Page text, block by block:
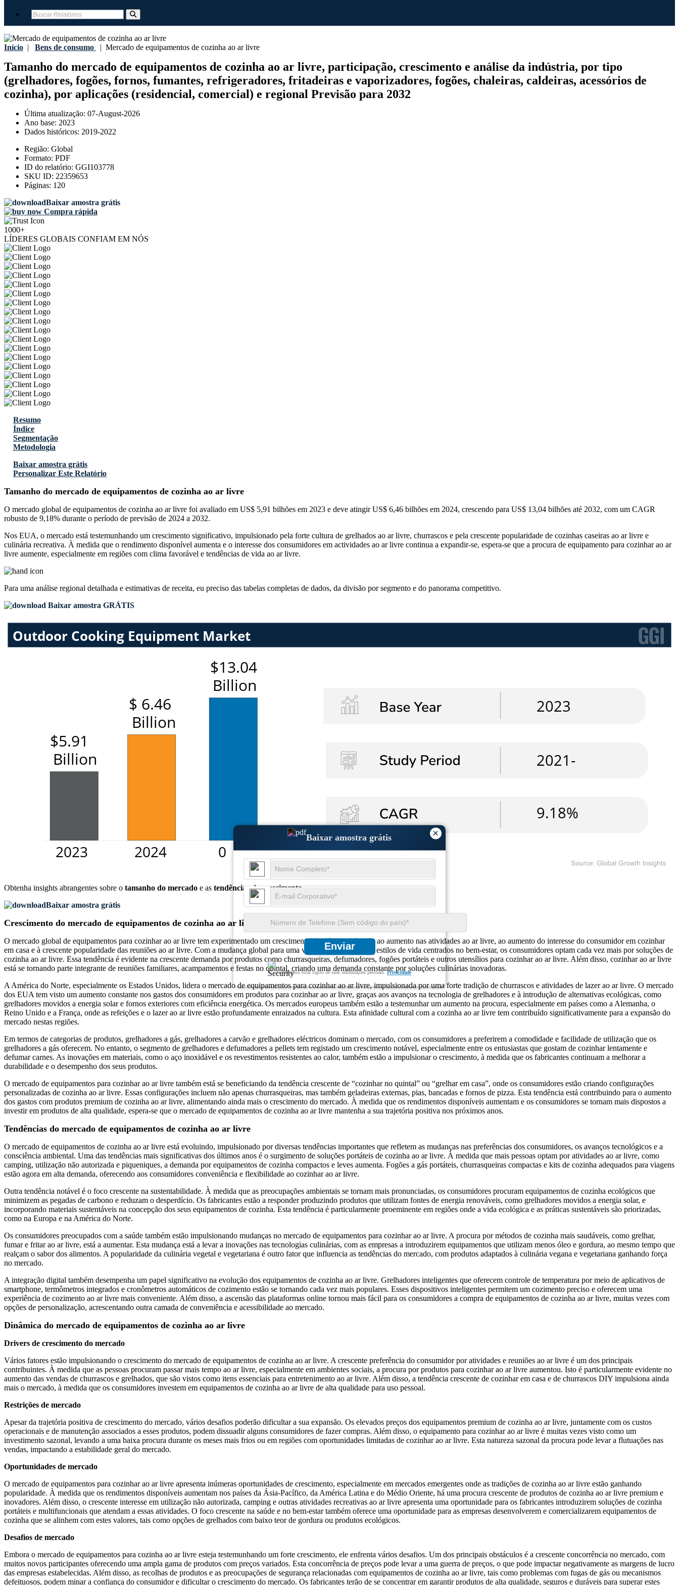
Início | Bens de consumo | Mercado de equipamentos de cozinha ao ar livre
Tamanho do mercado de equipamentos de cozinha ao ar livre, participação, crescimento e análise da indústria, por tipo
(grelhadores, fogões, fornos, fumantes, refrigeradores, fritadeiras e vaporizadores, fogões, chaleiras, caldeiras, acessórios de
cozinha), por aplicações (residencial, comercial) e regional Previsão para 2032
Última atualização: 07-August-2026
Ano base: 2023
Dados históricos: 2019-2022
Região: Global
Formato: PDF
ID do relatório: GGI103778
SKU ID: 22359653
Páginas: 120
Baixar amostra grátis
Compra rápida
1000+
LÍDERES GLOBAIS CONFIAM EM NÓS
×
Baixar amostra grátis
Enviar
Garantimos total sigilo de suas informações pessoais.Privacidade
Resumo
Índice
Segmentação
Metodologia
Baixar amostra grátis
Personalizar Este Relatório
Tamanho do mercado de equipamentos de cozinha ao ar livre
O mercado global de equipamentos de cozinha ao ar livre foi avaliado em US$ 5,91 bilhões em 2023 e deve atingir US$ 6,46 bilhões em 2024, crescendo para US$ 13,04 bilhões até 2032, com um CAGR
robusto de 9,18% durante o período de previsão de 2024 a 2032.
Nos EUA, o mercado está testemunhando um crescimento significativo, impulsionado pela forte cultura de grelhados ao ar livre, churrascos e pela crescente popularidade de cozinhas caseiras ao ar livre e
culinária recreativa. À medida que o rendimento disponível aumenta e o interesse dos consumidores em actividades ao ar livre continua a expandir-se, espera-se que a procura de equipamento para cozinhar ao ar
livre aumente, especialmente em regiões com clima favorável e tendências de vida ao ar livre.
Para uma análise regional detalhada e estimativas de receita, eu preciso das tabelas completas de dados, da divisão por segmento e do panorama competitivo.
Baixar amostra GRÁTIS
Obtenha insights abrangentes sobre o tamanho do mercado e as tendências de crescimento
Baixar amostra grátis
Crescimento do mercado de equipamentos de cozinha ao ar livre
O mercado global de equipamentos para cozinhar ao ar livre tem experimentado um crescimento significativo devido ao aumento nas atividades ao ar livre, ao aumento do interesse do consumidor em cozinhar
em casa e à crescente popularidade das reuniões ao ar livre. Com a mudança global para uma vida mais sustentável e estilos de vida centrados no bem-estar, os consumidores optam cada vez mais por soluções de
cozinha ao ar livre. Essa tendência é evidente na crescente demanda por produtos como churrasqueiras, defumadores, fogões portáteis e outros utensílios para cozinhar ao ar livre. Além disso, cozinhar ao ar livre
está se tornando parte integrante de reuniões familiares, acampamentos e festas no quintal, criando uma demanda constante por soluções culinárias inovadoras.
A América do Norte, especialmente os Estados Unidos, lidera o mercado de equipamentos para cozinhar ao ar livre, impulsionada por uma forte tradição de churrascos e atividades de lazer ao ar livre. O mercado
dos EUA tem visto um aumento constante nos gastos dos consumidores em produtos para cozinhar ao ar livre, graças aos avanços na tecnologia de grelhadores e à introdução de alternativas ecológicas, como
grelhadores movidos a energia solar e fornos exteriores com eficiência energética. Os mercados europeus também estão a testemunhar um aumento na procura, especialmente em países como a Alemanha, o
Reino Unido e a França, onde as refeições e o lazer ao ar livre estão profundamente enraizados na cultura. Esta afinidade cultural com a cozinha ao ar livre tem contribuído significativamente para a expansão do
mercado nestas regiões.
Em termos de categorias de produtos, grelhadores a gás, grelhadores a carvão e grelhadores eléctricos dominam o mercado, com os consumidores a preferirem a comodidade e facilidade de utilização que os
grelhadores a gás oferecem. No entanto, o segmento de grelhadores e defumadores a pellets tem registado um crescimento notável, especialmente entre os entusiastas que gostam de cozinhar lentamente e
defumar carnes. As inovações em materiais, como o aço inoxidável e os revestimentos resistentes ao calor, também estão a impulsionar o crescimento, à medida que os fabricantes continuam a melhorar a
durabilidade e o desempenho dos seus produtos.
O mercado de equipamentos para cozinhar ao ar livre também está se beneficiando da tendência crescente de “cozinhar no quintal” ou “grelhar em casa”, onde os consumidores estão criando configurações
personalizadas de cozinha ao ar livre. Essas configurações incluem não apenas churrasqueiras, mas também geladeiras externas, pias, bancadas e fornos de pizza. Esta tendência está contribuindo para o aumento
dos gastos com produtos premium de cozinha ao ar livre, alimentando ainda mais o crescimento do mercado. À medida que os rendimentos disponíveis aumentam e os consumidores se tornam mais dispostos a
investir em produtos de alta qualidade, espera-se que o mercado de equipamentos de cozinha ao ar livre mantenha a sua trajetória positiva nos próximos anos.
Tendências do mercado de equipamentos de cozinha ao ar livre
O mercado de equipamentos de cozinha ao ar livre está evoluindo, impulsionado por diversas tendências importantes que refletem as mudanças nas preferências dos consumidores, os avanços tecnológicos e a
consciência ambiental. Uma das tendências mais significativas dos últimos anos é o surgimento de soluções portáteis de cozinha ao ar livre. À medida que mais pessoas optam por atividades ao ar livre, como
camping, utilização não autorizada e piqueniques, a demanda por equipamentos de cozinha compactos e leves aumenta. Fogões a gás portáteis, churrasqueiras compactas e kits de cozinha adequados para viagens
estão agora em alta demanda, oferecendo aos consumidores conveniência e flexibilidade ao cozinhar ao ar livre.
Outra tendência notável é o foco crescente na sustentabilidade. À medida que as preocupações ambientais se tornam mais pronunciadas, os consumidores procuram equipamentos de cozinha ecológicos que
minimizem as pegadas de carbono e reduzam o desperdício. Os fabricantes estão a responder produzindo produtos que utilizam fontes de energia renováveis, como grelhadores movidos a energia solar, e
incorporando materiais sustentáveis ​​na concepção dos seus equipamentos de cozinha. Esta tendência é particularmente proeminente em regiões onde a vida ecológica e as práticas sustentáveis ​​são priorizadas,
como na Europa e na América do Norte.
Os consumidores preocupados com a saúde também estão impulsionando mudanças no mercado de equipamentos para cozinhar ao ar livre. A procura por métodos de cozinha mais saudáveis, como grelhar,
fumar e fritar ao ar livre, está a aumentar. Esta mudança está a levar a inovações nas tecnologias culinárias, com as empresas a introduzirem equipamentos que utilizam menos óleo e gordura, ao mesmo tempo que
realçam o sabor dos alimentos. A popularidade da culinária vegetal e vegetariana é outro fator que influencia as tendências do mercado, com produtos adaptados à culinária vegana e vegetariana ganhando força
no mercado.
A integração digital também desempenha um papel significativo na evolução dos equipamentos de cozinha ao ar livre. Grelhadores inteligentes que oferecem controle de temperatura por meio de aplicativos de
smartphone, termômetros integrados e cronômetros automáticos de cozimento estão se tornando cada vez mais populares. Esses dispositivos inteligentes permitem um cozimento preciso e oferecem uma
experiência de cozimento ao ar livre mais conveniente. Além disso, a ascensão das plataformas online tornou mais fácil para os consumidores a compra de equipamentos de cozinha ao ar livre, muitas vezes com
opções de personalização, acrescentando outra camada de conveniência e acessibilidade ao mercado.
Dinâmica do mercado de equipamentos de cozinha ao ar livre
Drivers de crescimento do mercado
Vários fatores estão impulsionando o crescimento do mercado de equipamentos de cozinha ao ar livre. A crescente preferência do consumidor por atividades e reuniões ao ar livre é um dos principais
contribuintes. À medida que as pessoas procuram passar mais tempo ao ar livre, especialmente em ambientes sociais, a procura por produtos para cozinhar ao ar livre aumentou. Isto é particularmente evidente no
aumento das vendas de churrascos e grelhados, que são vistos como itens essenciais para entretenimento ao ar livre. Além disso, a tendência crescente de cozinhar em casa e de churrascos DIY impulsiona ainda
mais o mercado, à medida que os consumidores investem em equipamentos de cozinha ao ar livre de alta qualidade para uso pessoal.
Restrições de mercado
Apesar da trajetória positiva de crescimento do mercado, vários desafios poderão dificultar a sua expansão. Os elevados preços dos equipamentos premium de cozinha ao ar livre, juntamente com os custos
operacionais e de manutenção associados a esses produtos, podem dissuadir alguns consumidores de fazer compras. Além disso, o equipamento para cozinhar ao ar livre é muitas vezes visto como um
investimento sazonal, levando a uma baixa procura durante os meses mais frios ou em regiões com oportunidades limitadas de cozinhar ao ar livre. Esta natureza sazonal da procura pode levar a flutuações nas
vendas, impactando a estabilidade geral do mercado.
Oportunidades de mercado
O mercado de equipamentos para cozinhar ao ar livre apresenta inúmeras oportunidades de crescimento, especialmente em mercados emergentes onde as tradições de cozinha ao ar livre estão ganhando
popularidade. À medida que os rendimentos disponíveis aumentam nos países da Ásia-Pacífico, da América Latina e do Médio Oriente, há uma procura crescente de produtos de cozinha ao ar livre premium e
inovadores. Além disso, o crescente interesse em utilização não autorizada, camping e outras atividades recreativas ao ar livre apresenta uma oportunidade para os fabricantes introduzirem soluções de cozinha
portáteis e multifuncionais que atendam a essas atividades. O foco crescente na saúde e no bem-estar também oferece uma oportunidade para as empresas desenvolverem e comercializarem equipamentos de
cozinha que se alinhem com estes valores, tais como opções de grelhados com baixo teor de gordura ou produtos ecológicos.
Desafios de mercado
Embora o mercado de equipamentos para cozinha ao ar livre esteja testemunhando um forte crescimento, ele enfrenta vários desafios. Um dos principais obstáculos é a crescente concorrência no mercado, com
muitos novos participantes oferecendo uma ampla gama de produtos com preços variados. Esta concorrência de preços pode levar a uma guerra de preços, o que pode impactar negativamente as margens de lucro
das empresas estabelecidas. Além disso, as recolhas de produtos e as preocupações de segurança relacionadas com equipamentos de cozinha ao ar livre, tais como problemas com fugas de gás ou mecanismos
defeituosos, podem minar a confiança do consumidor e dificultar o crescimento do mercado. Os fabricantes terão de se concentrar em garantir produtos de alta qualidade, seguros e duráveis ​​para superar estes